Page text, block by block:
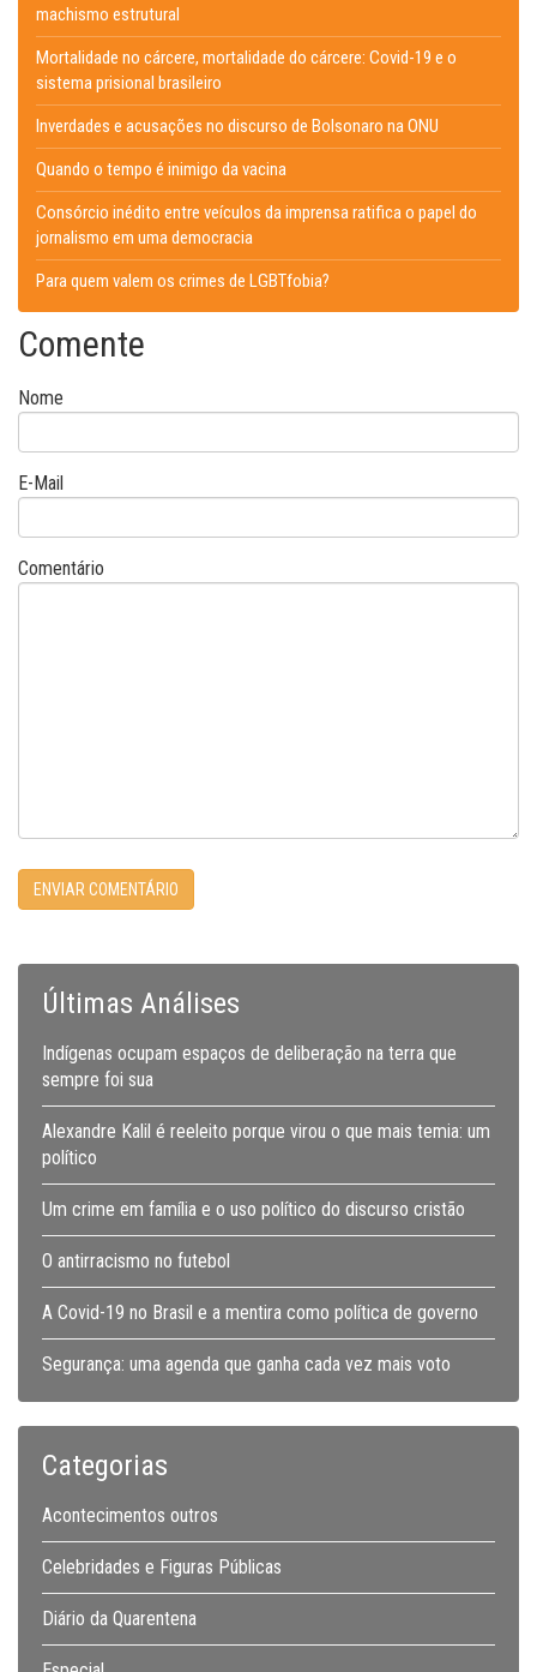
machismo estrutural
Mortalidade no cárcere, mortalidade do cárcere: Covid-19 e o
sistema prisional brasileiro
Inverdades e acusações no discurso de Bolsonaro na ONU
Quando o tempo é inimigo da vacina
Consórcio inédito entre veículos da imprensa ratifica o papel do
jornalismo em uma democracia
Para quem valem os crimes de LGBTfobia?
Comente
Nome
E-Mail
Comentário
Últimas Análises
Indígenas ocupam espaços de deliberação na terra que
sempre foi sua
Alexandre Kalil é reeleito porque virou o que mais temia: um
político
Um crime em família e o uso político do discurso cristão
O antirracismo no futebol
A Covid-19 no Brasil e a mentira como política de governo
Segurança: uma agenda que ganha cada vez mais voto
Categorias
Acontecimentos outros
Celebridades e Figuras Públicas
Diário da Quarentena